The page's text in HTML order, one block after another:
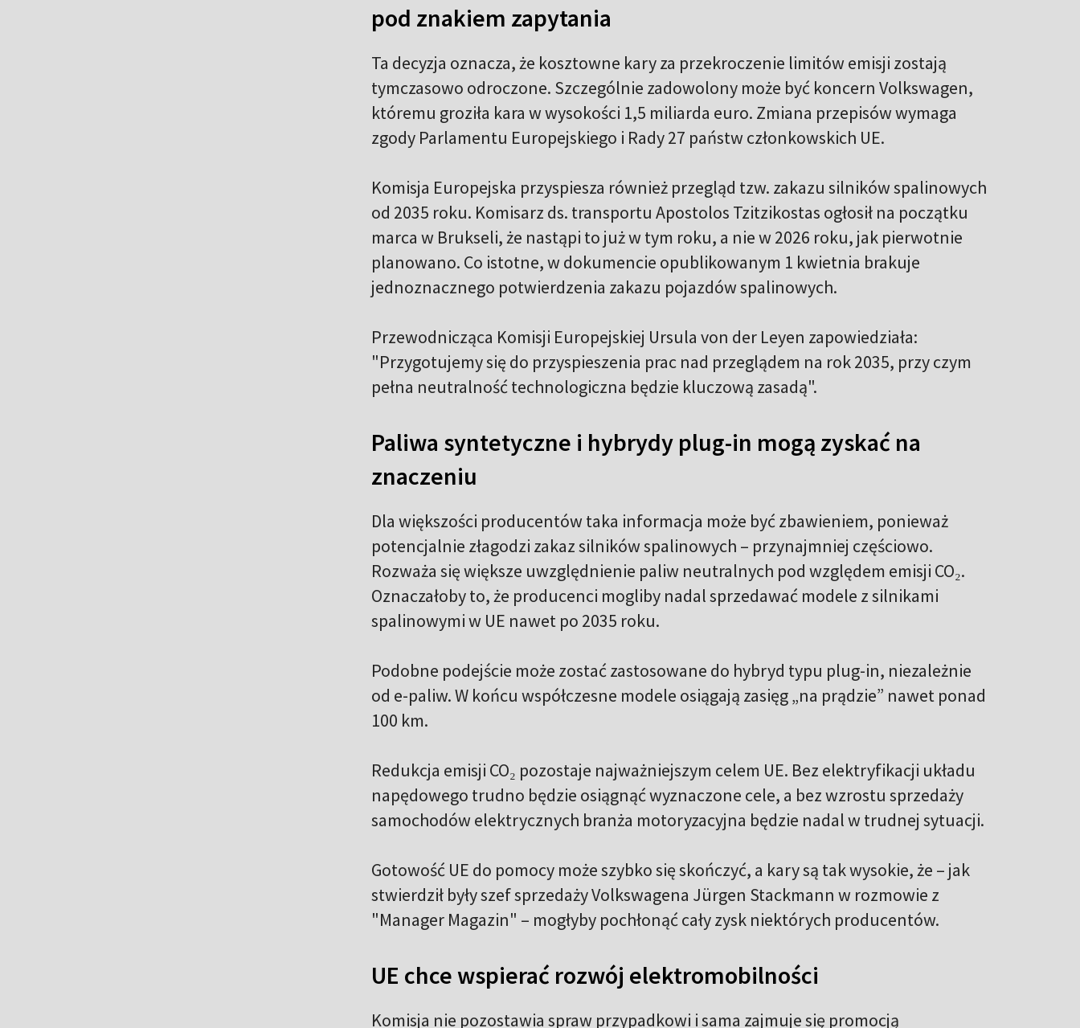
pod znakiem zapytania
Ta decyzja oznacza, że kosztowne kary za przekroczenie limitów emisji zostają
tymczasowo odroczone. Szczególnie zadowolony może być koncern Volkswagen,
któremu groziła kara w wysokości 1,5 miliarda euro. Zmiana przepisów wymaga
zgody Parlamentu Europejskiego i Rady 27 państw członkowskich UE.
Komisja Europejska przyspiesza również przegląd tzw. zakazu silników spalinowych
od 2035 roku. Komisarz ds. transportu Apostolos Tzitzikostas ogłosił na początku
marca w Brukseli, że nastąpi to już w tym roku, a nie w 2026 roku, jak pierwotnie
planowano. Co istotne, w dokumencie opublikowanym 1 kwietnia brakuje
jednoznacznego potwierdzenia zakazu pojazdów spalinowych.
Przewodnicząca Komisji Europejskiej Ursula von der Leyen zapowiedziała:
"Przygotujemy się do przyspieszenia prac nad przeglądem na rok 2035, przy czym
pełna neutralność technologiczna będzie kluczową zasadą".
Paliwa syntetyczne i hybrydy plug-in mogą zyskać na
znaczeniu
Dla większości producentów taka informacja może być zbawieniem, ponieważ
potencjalnie złagodzi zakaz silników spalinowych – przynajmniej częściowo.
Rozważa się większe uwzględnienie paliw neutralnych pod względem emisji CO₂.
Oznaczałoby to, że producenci mogliby nadal sprzedawać modele z silnikami
spalinowymi w UE nawet po 2035 roku.
Podobne podejście może zostać zastosowane do hybryd typu plug-in, niezależnie
od e-paliw. W końcu współczesne modele osiągają zasięg „na prądzie” nawet ponad
100 km.
Redukcja emisji CO₂ pozostaje najważniejszym celem UE. Bez elektryfikacji układu
napędowego trudno będzie osiągnąć wyznaczone cele, a bez wzrostu sprzedaży
samochodów elektrycznych branża motoryzacyjna będzie nadal w trudnej sytuacji.
Gotowość UE do pomocy może szybko się skończyć, a kary są tak wysokie, że – jak
stwierdził były szef sprzedaży Volkswagena Jürgen Stackmann w rozmowie z
"Manager Magazin" – mogłyby pochłonąć cały zysk niektórych producentów.
UE chce wspierać rozwój elektromobilności
Komisja nie pozostawia spraw przypadkowi i sama zajmuje się promocją